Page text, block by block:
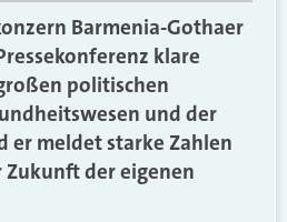
Barmenia-Gothaer
klare
politischen
und der
er meldet starke Zahlen
der eigenen